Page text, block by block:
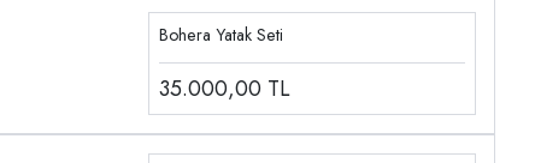
Bohera Yatak Seti
35.000,00 TL